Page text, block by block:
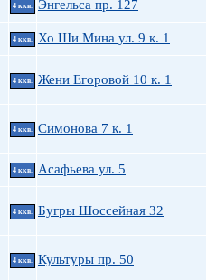
4 ккв. Энгельса пр. 127
4 ккв. Хо Ши Мина ул. 9 к. 1
4 ккв. Жени Егоровой 10 к. 1
4 ккв. Симонова 7 к. 1
4 ккв. Асафьева ул. 5
4 ккв. Бугры Шоссейная 32
4 ккв. Культуры пр. 50